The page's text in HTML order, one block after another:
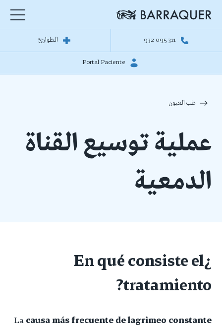
932 095 311 الطوارئ
Portal Paciente
طب العيون
عملية توسيع القناة
الدمعية
¿En qué consiste el
tratamiento?
La causa más frecuente de lagrimeo constante